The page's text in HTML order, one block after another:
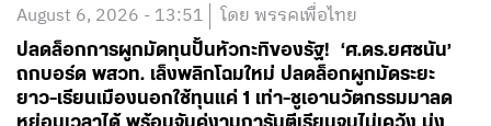
August 6, 2026 - 13:51 โดย พรรคเพื่อไทย
ปลดล็อกการผูกมัดทุนปั้นหัวกะทิของรัฐ! ‘ศ.ดร.ยศชนัน’
ถกบอร์ด พสวท. เล็งพลิกโฉมใหม่ ปลดล็อกผูกมัดระยะ
ยาว-เรียนเมืองนอกใช้ทุนแค่ 1 เท่า-ชูเอานวัตกรรมมาลด